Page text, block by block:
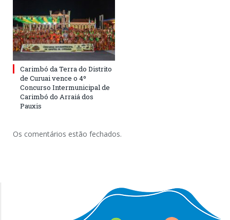
Carimbó da Terra do Distrito
de Curuai vence o 4º
Concurso Intermunicipal de
Carimbó do Arraiá dos
Pauxis
Os comentários estão fechados.